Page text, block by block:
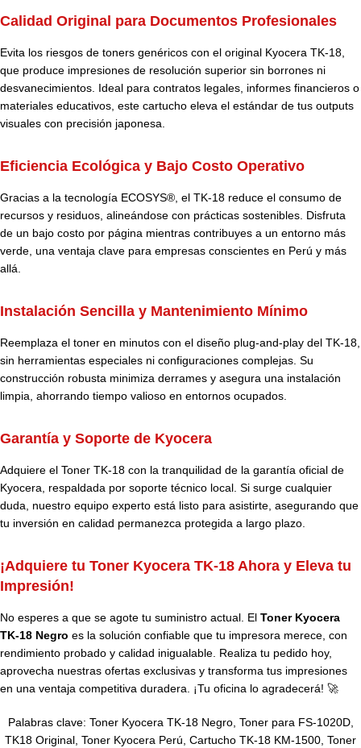
Calidad Original para Documentos Profesionales
Evita los riesgos de toners genéricos con el original Kyocera TK-18,
que produce impresiones de resolución superior sin borrones ni
desvanecimientos. Ideal para contratos legales, informes financieros o
materiales educativos, este cartucho eleva el estándar de tus outputs
visuales con precisión japonesa.
Eficiencia Ecológica y Bajo Costo Operativo
Gracias a la tecnología ECOSYS®, el TK-18 reduce el consumo de
recursos y residuos, alineándose con prácticas sostenibles. Disfruta
de un bajo costo por página mientras contribuyes a un entorno más
verde, una ventaja clave para empresas conscientes en Perú y más
allá.
Instalación Sencilla y Mantenimiento Mínimo
Reemplaza el toner en minutos con el diseño plug-and-play del TK-18,
sin herramientas especiales ni configuraciones complejas. Su
construcción robusta minimiza derrames y asegura una instalación
limpia, ahorrando tiempo valioso en entornos ocupados.
Garantía y Soporte de Kyocera
Adquiere el Toner TK-18 con la tranquilidad de la garantía oficial de
Kyocera, respaldada por soporte técnico local. Si surge cualquier
duda, nuestro equipo experto está listo para asistirte, asegurando que
tu inversión en calidad permanezca protegida a largo plazo.
¡Adquiere tu Toner Kyocera TK-18 Ahora y Eleva tu
Impresión!
No esperes a que se agote tu suministro actual. El Toner Kyocera
TK-18 Negro es la solución confiable que tu impresora merece, con
rendimiento probado y calidad inigualable. Realiza tu pedido hoy,
aprovecha nuestras ofertas exclusivas y transforma tus impresiones
en una ventaja competitiva duradera. ¡Tu oficina lo agradecerá! 🚀
Palabras clave: Toner Kyocera TK-18 Negro, Toner para FS-1020D,
TK18 Original, Toner Kyocera Perú, Cartucho TK-18 KM-1500, Toner